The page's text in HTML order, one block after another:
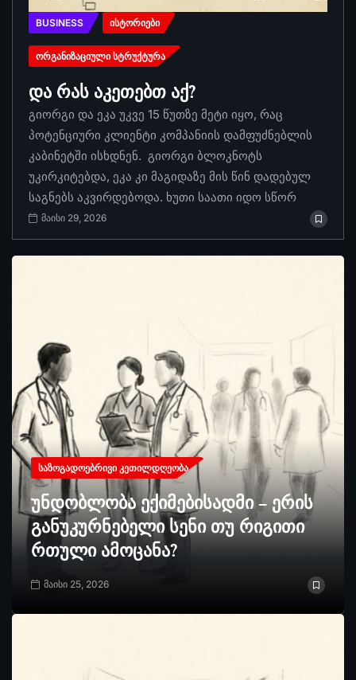
BUSINESS ᲘᲡᲢᲝᲠᲘᲔᲑᲘ
ᲝᲠᲒᲐᲜᲘᲖᲐᲪᲘᲣᲚᲘ ᲡᲢᲠᲣᲥᲢᲣᲠᲐ
და რას აკეთებთ აქ?
გიორგი და ეკა უკვე 15 წუთზე მეტი იყო, რაც
პოტენციური კლიენტი კომპანიის დამფუძნებლის
კაბინეტში ისხდნენ. გიორგი ბლოკნოტს
უკირკიტებდა, ეკა კი მაგიდაზე მის წინ დადებულ
საგნებს აკვირდებოდა. ხუთი საათი იდო სწორ
მაისი 29, 2026
ᲡᲐᲖᲝᲒᲐᲓᲝᲔᲑᲠᲘᲕᲘ ᲙᲔᲗᲘᲚᲓᲦᲔᲝᲑᲐ
უნდობლობა ექიმებისადმი – ერის
განუკურნებელი სენი თუ რიგითი
რთული ამოცანა?
მაისი 25, 2026